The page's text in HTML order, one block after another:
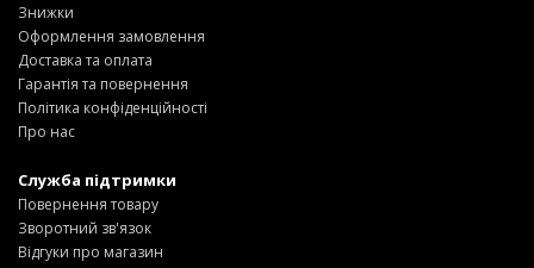
Знижки
Оформлення замовлення
Доставка та оплата
Гарантія та повернення
Політика конфіденційності
Про нас
Служба підтримки
Повернення товару
Зворотний зв'язок
Відгуки про магазин